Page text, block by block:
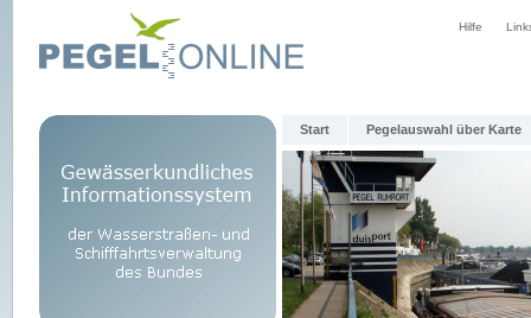
Hilfe
Start Pegelauswahl über Karte